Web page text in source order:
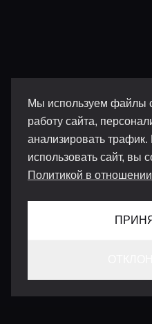
Мы используем файлы
работу сайта,
анализировать
использовать сайт, вы
Политикой в